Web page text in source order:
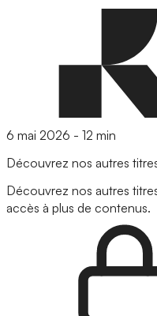
6 mai 2026 - 12 min
Découvrez nos autres
Découvrez nos autres
accès à plus de contenus.